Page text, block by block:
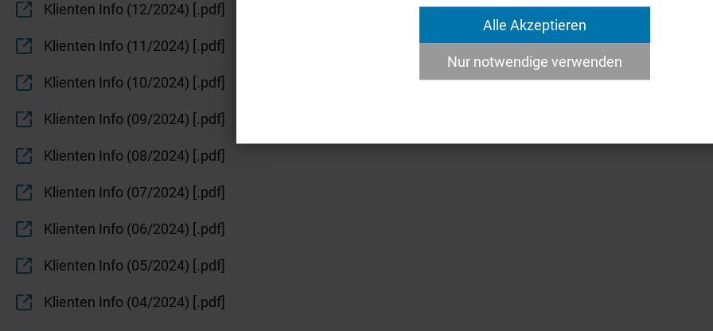
Klienten Info (12/2024) [.pdf]
Klienten Info (11/2024) [.pdf]
Klienten Info (10/2024) [.pdf]
Klienten Info (09/2024) [.pdf]
Klienten Info (08/2024) [.pdf]
Klienten Info (07/2024) [.pdf]
Klienten Info (06/2024) [.pdf]
Klienten Info (05/2024) [.pdf]
Klienten Info (04/2024) [.pdf]
Alle Akzeptieren
Nur notwendige verwenden